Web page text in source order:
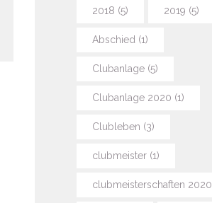
2018 (5) 2019 (5)
Abschied(1)
Clubanlage(5)
Clubanlage 2020 (1)
Clubleben (3)
clubmeister(1)
clubmeisterschaften 2020